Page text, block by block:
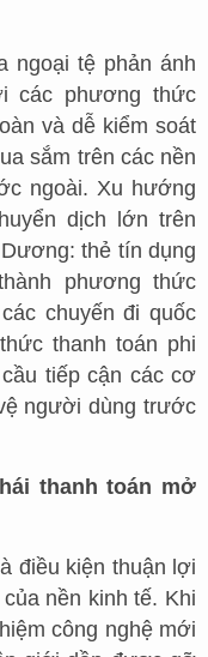
ngoại tệ phản ánh
các phương thức
và dễ kiểm soát
sắm trên các nền
ngoài. Xu hướng
dịch lớn trên
thẻ tín dụng
phương thức
chuyến đi quốc
thanh toán phi
tiếp cận các cơ
người dùng trước
thanh toán mở
điều kiện thuận lợi
nền kinh tế. Khi
công nghệ mới